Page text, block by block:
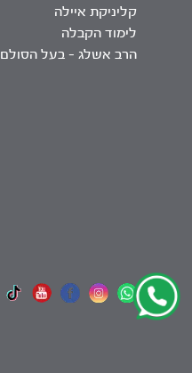
קליניקת איילה
לימוד הקבלה
הרב אשלג – בעל הסולם